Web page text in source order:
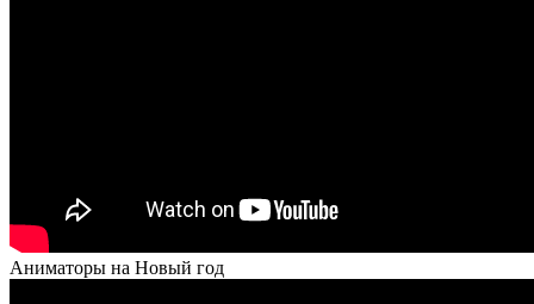
Аниматоры на Новый год